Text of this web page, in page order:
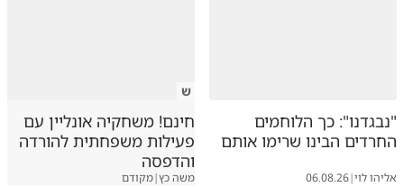
"נבגדנו": כך הלוחמים
החרדים הבינו שרימו אותם
אליהו לוי|
06.08.26
ש
חינם! משחקיה אונליין עם
פעילות משפחתית להורדה
והדפסה
משה כץ|מקודם